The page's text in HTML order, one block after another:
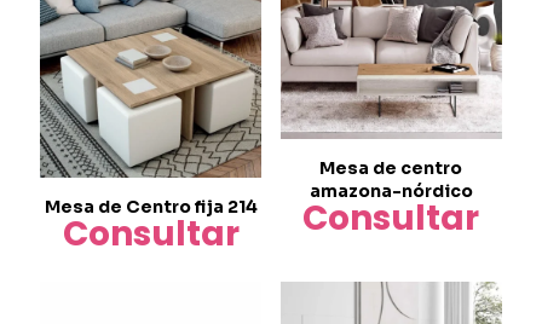
Mesa de Centro fija 214
Consultar
Mesa de centro
amazona-nórdico
Consultar